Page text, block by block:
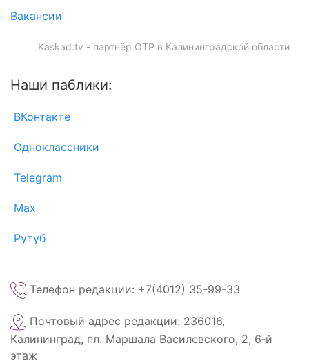
Вакансии
Kaskad.tv - партнёр ОТР в Калининградской области
Наши паблики:
ВКонтакте
Одноклассники
Telegram
Max
Рутуб
Телефон редакции: +7(4012) 35-99-33
Почтовый адрес редакции: 236016,
Калининград, пл. Маршала Василевского, 2, 6‑й
этаж